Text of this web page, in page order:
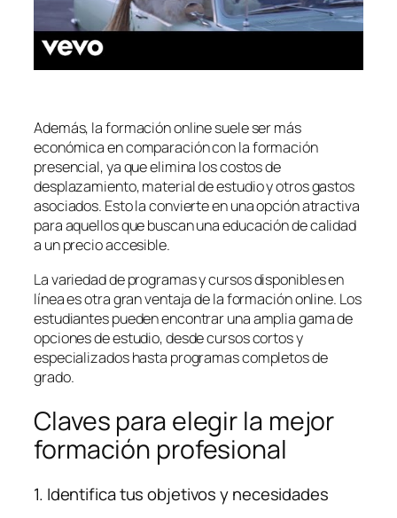
Además, la formación online suele ser más
económica en comparación con la formación
presencial, ya que elimina los costos de
desplazamiento, material de estudio y otros gastos
asociados. Esto la convierte en una opción atractiva
para aquellos que buscan una educación de calidad
a un precio accesible.
La variedad de programas y cursos disponibles en
línea es otra gran ventaja de la formación online. Los
estudiantes pueden encontrar una amplia gama de
opciones de estudio, desde cursos cortos y
especializados hasta programas completos de
grado.
Claves para elegir la mejor
formación profesional
1. Identifica tus objetivos y necesidades